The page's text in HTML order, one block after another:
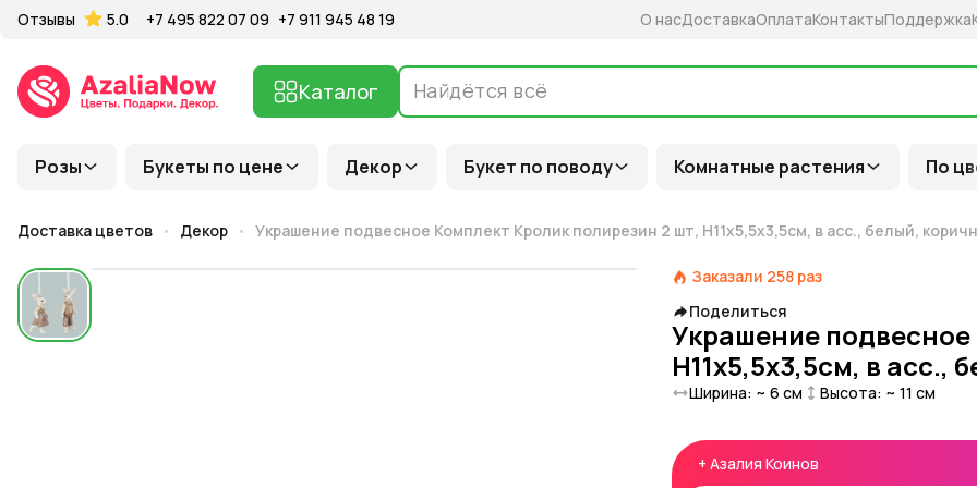
Розы Букеты по цене Декор Букет по поводу Комнатные растения По
Каталог
Отзывы 5.0 +7 495 822 07 09 +7 911 945 48 19 О насДоставкаОплатаКонтактыПоддержка
Доставка цветов Декор Украшение подвесное Комплект Кролик полирезин 2 шт, H11x5,5х3,5см, в асс., белый,
Заказали 258 раз
Поделиться
Украшение
H11x5,5х3,5см, в асс.,
Ширина: ~ 6 см Высота: ~ 11 см
+ Азалия Коинов